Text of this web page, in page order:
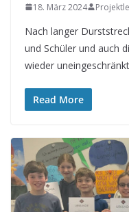
18. März 2024
Nach langer
und Schüler und auch
wieder
Read More